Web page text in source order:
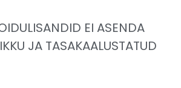
EI ASENDA
JA TASAKAALUSTATUD